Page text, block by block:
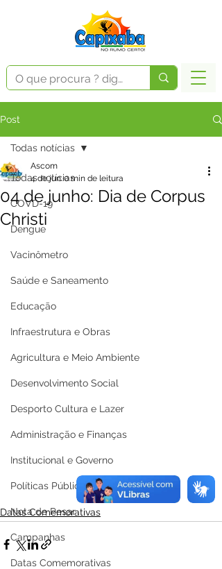
Post
Todas notícias
COVD-19
Dengue
Vacinômetro
Saúde e Saneamento
Educação
Infraestrutura e Obras
Agricultura e Meio Ambiente
Desenvolvimento Social
Desporto Cultura e Lazer
Administração e Finanças
Institucional e Governo
Políticas Públicas
Nota de Pesar
Campanhas
Datas Comemorativas
Todas notícias
04 de junho: Dia de Corpus
Christi
Ascom
4 de jun.0 min de leitura
Datas Comemorativas